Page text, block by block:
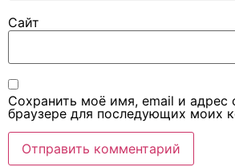
Сайт
Сохранить моё имя, email и адрес
браузере для последующих моих